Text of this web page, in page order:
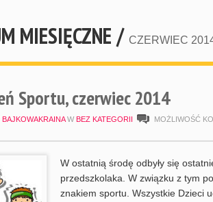
MIESIĘCZNE / CZERWIEC
Sportu, czerwiec 2014
BAJKOWAKRAINA W BEZ KATEGORII MOŻLIWOŚĆ
W ostatnią środę odbyły się
przedszkolaka. W związku z tym
znakiem sportu. Wszystkie Dzieci